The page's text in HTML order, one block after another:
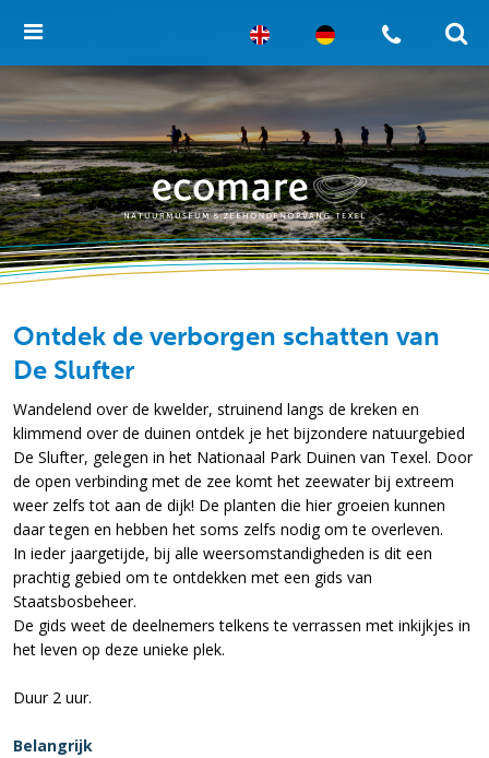
Ontdek de verborgen schatten van
De Slufter
Wandelend over de kwelder, struinend langs de kreken en
klimmend over de duinen ontdek je het bijzondere natuurgebied
De Slufter, gelegen in het Nationaal Park Duinen van Texel. Door
de open verbinding met de zee komt het zeewater bij extreem
weer zelfs tot aan de dijk! De planten die hier groeien kunnen
daar tegen en hebben het soms zelfs nodig om te overleven.
In ieder jaargetijde, bij alle weersomstandigheden is dit een
prachtig gebied om te ontdekken met een gids van
Staatsbosbeheer.
De gids weet de deelnemers telkens te verrassen met inkijkjes in
het leven op deze unieke plek.
Duur 2 uur.
Belangrijk